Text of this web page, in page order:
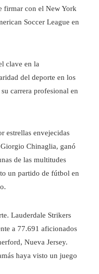
firmar con el New York
Soccer League en
clave en la
del deporte en los
carrera profesional en
estrellas envejecidas
Chinaglia, ganó
de las multitudes
un partido de fútbol en
Lauderdale Strikers
a 77.691 aficionados
Nueva Jersey.
haya visto un juego